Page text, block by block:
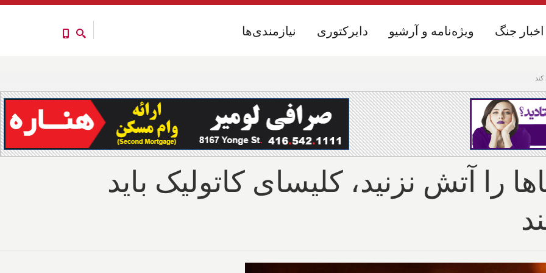
نیازمندی‌ها دایرکتوری ویژه‌نامه و آرشیو اخبار جنگ نیازمندی‌ها دایرکتوری ویژه‌نامه و آرشیو اخبار جنگ
را آتش نزنید، کلیسای کاتولیک باید